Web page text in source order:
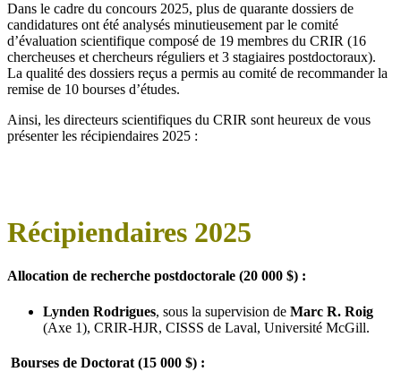
Dans le cadre du concours 2025, plus de quarante dossiers de
candidatures ont été analysés minutieusement par le comité
d’évaluation scientifique composé de 19 membres du CRIR (16
chercheuses et chercheurs réguliers et 3 stagiaires postdoctoraux).
La qualité des dossiers reçus a permis au comité de recommander la
remise de 10 bourses d’études.
Ainsi, les directeurs scientifiques du CRIR sont heureux de vous
présenter les récipiendaires 2025 :
Récipiendaires 2025
Allocation de recherche postdoctorale (20 000 $) :
Lynden Rodrigues, sous la supervision de Marc R. Roig
(Axe 1), CRIR-HJR, CISSS de Laval, Université McGill.
Bourses de Doctorat (15 000 $) :